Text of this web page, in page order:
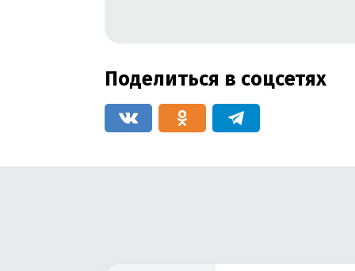
Поделиться в соцсетях